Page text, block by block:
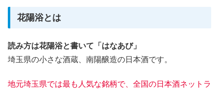
花陽浴とは
読み方は花陽浴と書いて「はなあび」
埼玉県の小さな酒蔵、南陽醸造の日本酒です。
地元埼玉県では最も人気な銘柄で、全国の日本酒ネットラ